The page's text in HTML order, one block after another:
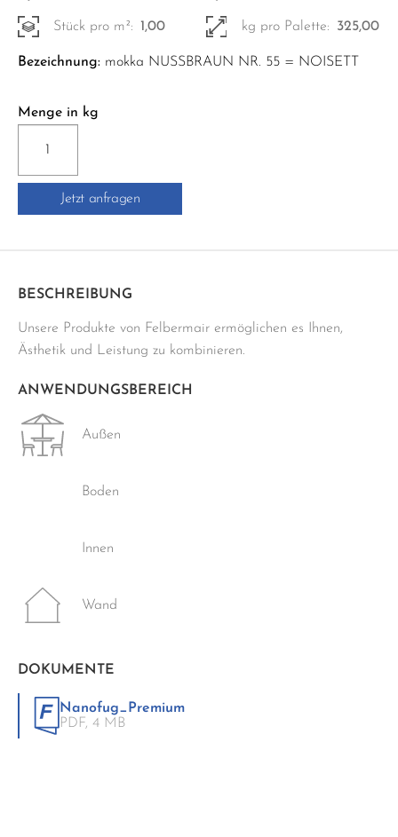
Stück pro m²: 1,00 kg pro Palette: 325,00
Bezeichnung: mokka NUSSBRAUN NR. 55 = NOISETT
Menge in kg
NANOFUG
PREMIUM
Jetzt anfragen
BESCHREIBUNG
Unsere Produkte von Felbermair ermöglichen es Ihnen,
Ästhetik und Leistung zu kombinieren.
ANWENDUNGSBEREICH
Außen
Boden
Innen
Wand
DOKUMENTE
Nanofug_Premium
PDF, 4 MB